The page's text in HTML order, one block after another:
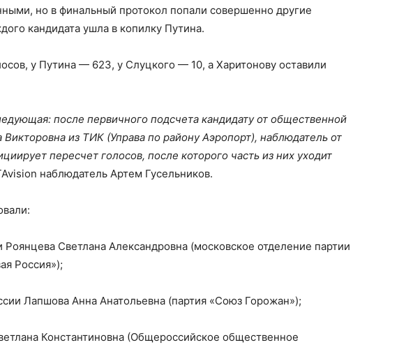
но в финальный протокол попали совершенно другие
кандидата ушла в копилку Путина.
у Путина — 623, у Слуцкого — 10, а Харитонову оставили
после первичного подсчета кандидату от общественной
Викторовна из ТИК (Управа по району Аэропорт), наблюдатель от
пересчет голосов, после которого часть из них уходит
наблюдатель Артем Гусельников.
Светлана Александровна (московское отделение партии
Россия»);
Лапшова Анна Анатольевна (партия «Союз Горожан»);
Константиновна (Общероссийское общественное